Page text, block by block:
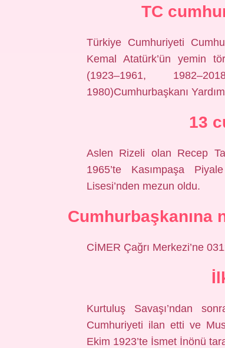
TC
Türkiye Cumhuriyeti
Kemal Atatürk’ün yemin
(1923–1961,
1980)Cumhurbaşkanı
13
Aslen Rizeli olan Recep
1965’te Kasımpaşa
Lisesi’nden mezun oldu.
Cumhurbaşkanına
CİMER Çağrı Merkezi’ne
Kurtuluş Savaşı’ndan
Cumhuriyeti ilan etti ve
Ekim 1923’te İsmet İnönü